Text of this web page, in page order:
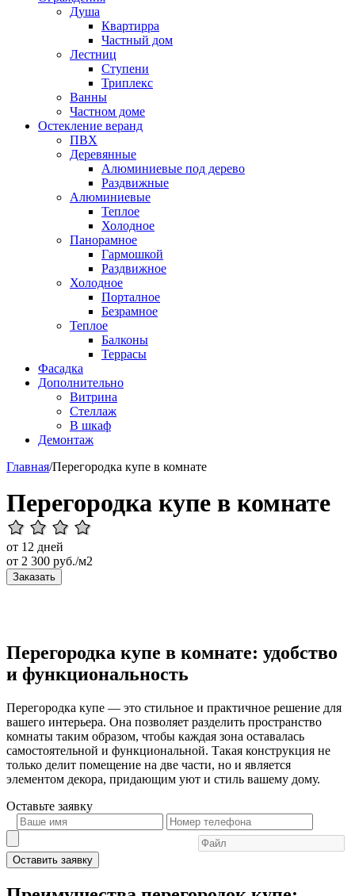
Душа
Квартирра
Частный дом
Лестниц
Ступени
Триплекс
Ванны
Частном доме
Остекление веранд
ПВХ
Деревянные
Алюминиевые под дерево
Раздвижные
Алюминиевые
Теплое
Холодное
Панорамное
Гармошкой
Раздвижное
Холодное
Порталное
Безрамное
Теплое
Балконы
Террасы
Фасадка
Дополнительно
Витрина
Стеллаж
В шкаф
Демонтаж
Главная/Перегородка купе в комнате
Перегородка купе в комнате
от 12 дней
от 2 300 руб./м2
Заказать
Перегородка купе в комнате: удобство
и функциональность
Перегородка купе — это стильное и практичное решение для
вашего интерьера. Она позволяет разделить пространство
комнаты таким образом, чтобы каждая зона оставалась
самостоятельной и функциональной. Такая конструкция не
только делит помещение на две части, но и является
элементом декора, придающим уют и стиль вашему дому.
Оставьте заявку
Оставить заявку